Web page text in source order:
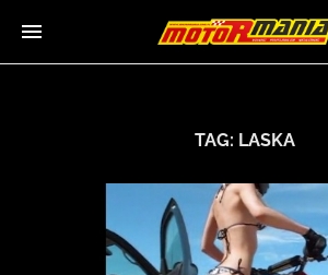
TAG: LASKA